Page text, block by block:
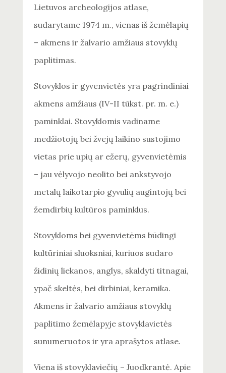
Lietuvos archeologijos atlase,
sudarytame 1974 m., vienas iš žemėlapių
– akmens ir žalvario amžiaus stovyklų
paplitimas.
Stovyklos ir gyvenvietės yra pagrindiniai
akmens amžiaus (IV-II tūkst. pr. m. e.)
paminklai. Stovyklomis vadiname
medžiotojų bei žvejų laikino sustojimo
vietas prie upių ar ežerų, gyvenvietėmis
– jau vėlyvojo neolito bei ankstyvojo
metalų laikotarpio gyvulių augintojų bei
žemdirbių kultūros paminklus.
Stovykloms bei gyvenvietėms būdingi
kultūriniai sluoksniai, kuriuos sudaro
židinių liekanos, anglys, skaldyti titnagai,
ypač skeltės, bei dirbiniai, keramika.
Akmens ir žalvario amžiaus stovyklų
paplitimo žemėlapyje stovyklavietės
sunumeruotos ir yra aprašytos atlase.
Viena iš stovyklaviečių – Juodkrantė. Apie